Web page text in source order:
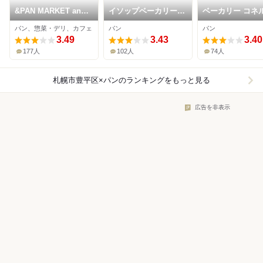
&PAN MARKET and
BAKERY
パン、惣菜・デリ、カフェ
3.49
177人
イソップベーカリー
月寒店
パン
3.43
102人
ベーカリー コネ
寒店
パン
3.40
74人
札幌市豊平区×パンのランキングをもっと見る
広告を非表示